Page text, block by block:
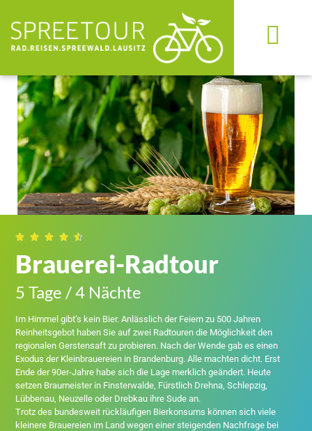
    
Brauerei-Radtour
5 Tage / 4 Nächte
Im Himmel gibt’s kein Bier. Anlässlich der Feiern zu 500 Jahren
Reinheitsgebot haben Sie auf zwei Radtouren die Möglichkeit den
regionalen Gerstensaft zu probieren. Nach der Wende gab es einen
Exodus der Kleinbrauereien in Brandenburg. Alle machten dicht. Erst
Ende der 90er-Jahre habe sich die Lage merklich geändert. Heute
setzen Braumeister in Finsterwalde, Fürstlich Drehna, Schlepzig,
Lübbenau, Neuzelle oder Drebkau ihre Sude an.
Trotz des bundesweit rückläufigen Bierkonsums können sich viele
kleinere Brauereien im Land wegen einer steigenden Nachfrage bei